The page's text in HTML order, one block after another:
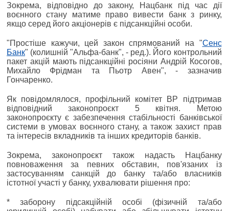
Зокрема, відповідно до закону, Нацбанк під час дії
воєнного стану матиме право вивести банк з ринку,
якщо серед його акціонерів є підсанкційні особи.
"Простіше кажучи, цей закон спрямований на "Сенс
Банк" (колишній "Альфа-банк", - ред.). Його контрольний
пакет акцій мають підсанкційні росіяни Андрій Косогов,
Михайло Фрідман та Пьотр Авен", - зазначив
Гончаренко.
Як повідомлялося, профільний комітет ВР підтримав
відповідний законопроєкт 5 квітня. Метою
законопроєкту є забезпечення стабільності банківської
системи в умовах воєнного стану, а також захист прав
та інтересів вкладників та інших кредиторів банків.
Зокрема, законопроєкт також надасть Нацбанку
повноваження за певних обставин, пов'язаних із
застосуванням санкцій до банку та/або власників
істотної участі у банку, ухвалювати рішення про:
* заборону підсакційній особі (фізичній та/або